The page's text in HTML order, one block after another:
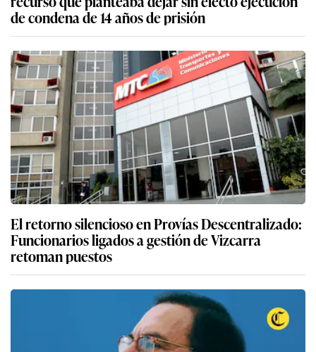
de condena de 14 años de prisión
El retorno silencioso en Provías Descentralizado:
Funcionarios ligados a gestión de Vizcarra
retoman puestos